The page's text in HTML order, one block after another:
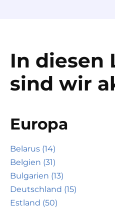
In diesen
sind wir
Europa
Belarus (14)
Belgien (31)
Bulgarien (13)
Deutschland (15)
Estland (50)